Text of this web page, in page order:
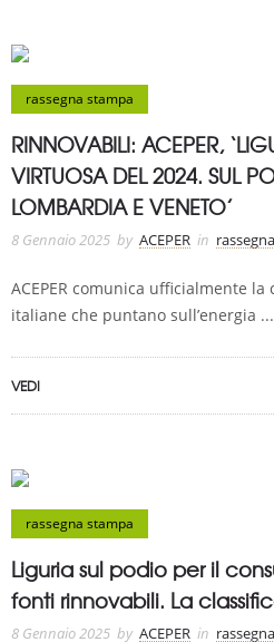
rassegna stampa
RINNOVABILI: ACEPER,
VIRTUOSA DEL 2024. SUL
LOMBARDIA E VENETO’
8 Gennaio 2025 by ACEPER in
ACEPER comunica ufficialmente
italiane che puntano sull’energia ...
VEDI
rassegna stampa
Liguria sul podio per il
fonti rinnovabili. La
8 Gennaio 2025 by ACEPER in